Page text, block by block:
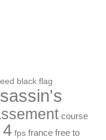
black flag
course
fps france free to